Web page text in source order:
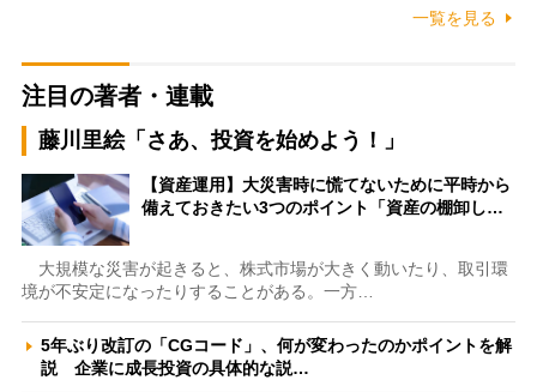
一覧を見る
注目の著者・連載
藤川里絵「さあ、投資を始めよう！」
【資産運用】大災害時に慌てないために平時から
備えておきたい3つのポイント「資産の棚卸し…
大規模な災害が起きると、株式市場が大きく動いたり、取引環
境が不安定になったりすることがある。一方…
5年ぶり改訂の「CGコード」、何が変わったのかポイントを解
説 企業に成長投資の具体的な説…